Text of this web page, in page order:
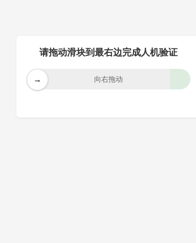
请拖动滑块到最右边完成人机验证
→ 向右拖动